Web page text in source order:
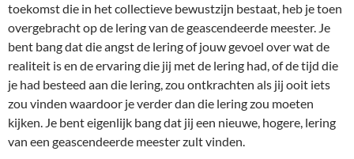
toekomst die in het collectieve bewustzijn bestaat, heb je toen
overgebracht op de lering van de geascendeerde meester. Je
bent bang dat die angst de lering of jouw gevoel over wat de
realiteit is en de ervaring die jij met de lering had, of de tijd die
je had besteed aan die lering, zou ontkrachten als jij ooit iets
zou vinden waardoor je verder dan die lering zou moeten
kijken. Je bent eigenlijk bang dat jij een nieuwe, hogere, lering
van een geascendeerde meester zult vinden.